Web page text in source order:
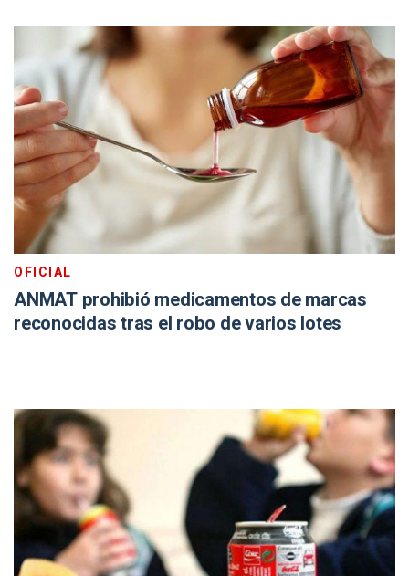
OFICIAL
ANMAT prohibió medicamentos de marcas
reconocidas tras el robo de varios lotes